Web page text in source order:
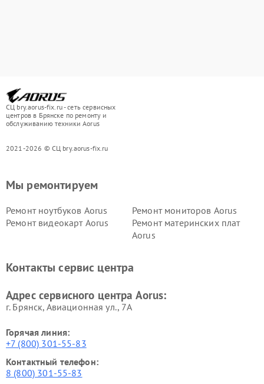
СЦ bry.aorus-fix.ru - сеть сервисных
центров в Брянске по ремонту и
обслуживанию техники Aorus
2021-2026 © СЦ bry.aorus-fix.ru
Мы ремонтируем
Ремонт ноутбуков Aorus
Ремонт мониторов Aorus
Ремонт видеокарт Aorus
Ремонт материнских плат
Aorus
Контакты сервис центра
Адрес сервисного центра Aorus:
г. Брянск, Авиационная ул., 7А
Горячая линия:
+7 (800) 301-55-83
Контактный телефон:
8 (800) 301-55-83